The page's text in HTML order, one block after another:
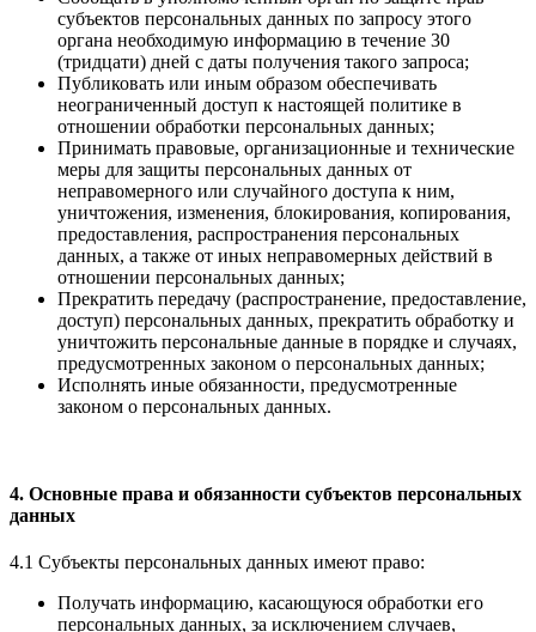
субъектов персональных данных по запросу этого
органа необходимую информацию в течение 30
(тридцати) дней с даты получения такого запроса;
Публиковать или иным образом обеспечивать
неограниченный доступ к настоящей политике в
отношении обработки персональных данных;
Принимать правовые, организационные и технические
меры для защиты персональных данных от
неправомерного или случайного доступа к ним,
уничтожения, изменения, блокирования, копирования,
предоставления, распространения персональных
данных, а также от иных неправомерных действий в
отношении персональных данных;
Прекратить передачу (распространение, предоставление,
доступ) персональных данных, прекратить обработку и
уничтожить персональные данные в порядке и случаях,
предусмотренных законом о персональных данных;
Исполнять иные обязанности, предусмотренные
законом о персональных данных.
4. Основные права и обязанности субъектов персональных
данных
4.1 Субъекты персональных данных имеют право:
Получать информацию, касающуюся обработки его
персональных данных, за исключением случаев,